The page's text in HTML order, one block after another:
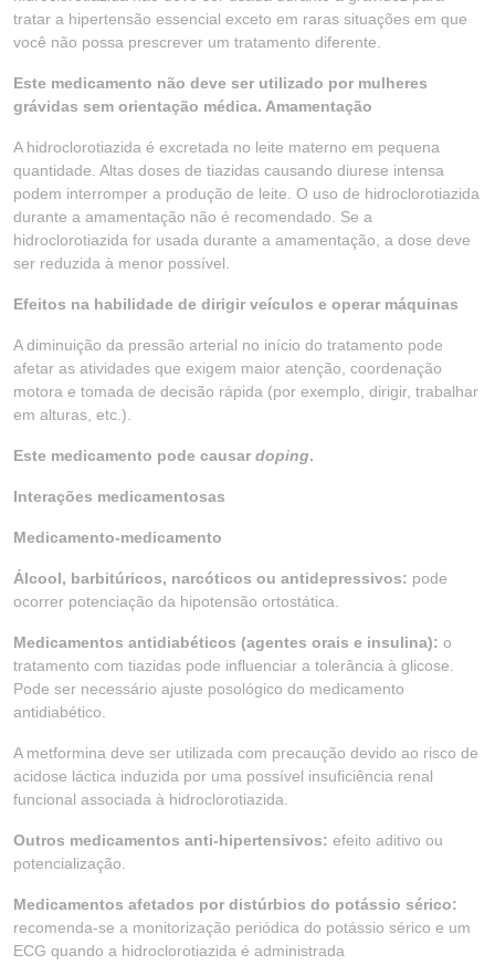
tratar a hipertensão essencial exceto em raras situações em que
você não possa prescrever um tratamento diferente.
Este medicamento não deve ser utilizado por mulheres
grávidas sem orientação médica. Amamentação
A hidroclorotiazida é excretada no leite materno em pequena
quantidade. Altas doses de tiazidas causando diurese intensa
podem interromper a produção de leite. O uso de hidroclorotiazida
durante a amamentação não é recomendado. Se a
hidroclorotiazida for usada durante a amamentação, a dose deve
ser reduzida à menor possível.
Efeitos na habilidade de dirigir veículos e operar máquinas
A diminuição da pressão arterial no início do tratamento pode
afetar as atividades que exigem maior atenção, coordenação
motora e tomada de decisão rápida (por exemplo, dirigir, trabalhar
em alturas, etc.).
Este medicamento pode causar doping.
Interações medicamentosas
Medicamento-medicamento
Álcool, barbitúricos, narcóticos ou antidepressivos: pode
ocorrer potenciação da hipotensão ortostática.
Medicamentos antidiabéticos (agentes orais e insulina): o
tratamento com tiazidas pode influenciar a tolerância à glicose.
Pode ser necessário ajuste posológico do medicamento
antidiabético.
A metformina deve ser utilizada com precaução devido ao risco de
acidose láctica induzida por uma possível insuficiência renal
funcional associada à hidroclorotiazida.
Outros medicamentos anti-hipertensivos: efeito aditivo ou
potencialização.
Medicamentos afetados por distúrbios do potássio sérico:
recomenda-se a monitorização periódica do potássio sérico e um
ECG quando a hidroclorotiazida é administrada